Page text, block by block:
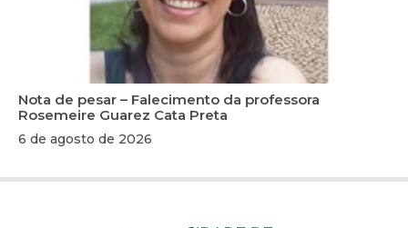
Nota de pesar – Falecimento da professora
Rosemeire Guarez Cata Preta
6 de agosto de 2026